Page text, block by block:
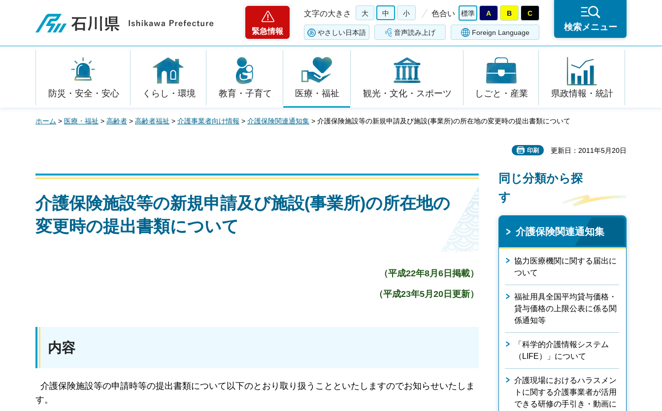
石川県
緊急情報
文字の大きさ 大 中 小 色合い 標準 A B C
やさしい日本語 音声読み上げ Foreign Language
検索メニュー
防災・安全・安心 くらし・環境 教育・子育て 医療・福祉 観光・文化・スポーツ しごと・産業 県政情報・統計
ホーム > 医療・福祉 > 高齢者 > 高齢者福祉 > 介護事業者向け情報 > 介護保険関連通知集 > 介護保険施設等の新規申請及び施設(事業所)の所在地の変更時の提出書類について
印刷 更新日：2011年5月20日
介護保険施設等の新規申請及び施設(事業所)の所在地の
変更時の提出書類について
（平成22年8月6日掲載）
（平成23年5月20日更新）
内容
介護保険施設等の申請時等の提出書類について以下のとおり取り扱うことといたしますのでお知らせいたしま
す。
同じ分類から探
す
介護保険関連通知集
協力医療機関に関する届出に
ついて
福祉用具全国平均貸与価格・
貸与価格の上限公表に係る関
係通知等
「科学的介護情報システム
（LIFE）」について
介護現場におけるハラスメン
トに関する介護事業者が活用
できる研修の手引き・動画に